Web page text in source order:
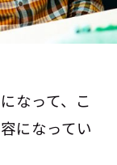
なって、こ
になってい